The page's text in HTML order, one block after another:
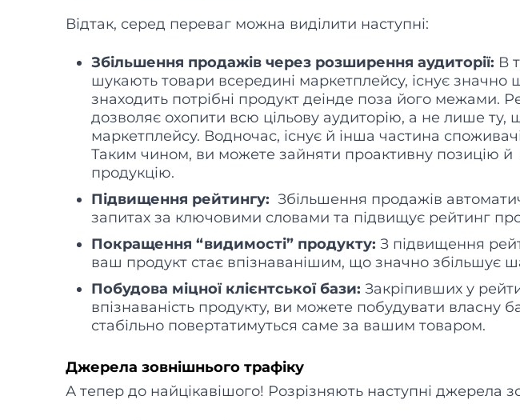
Відтак, серед переваг можна виділити наступні:
Збільшення продажів через розширення аудиторії: В
шукають товари всередині маркетплейсу, існує
знаходить потрібні продукт деінде поза його межами.
дозволяє охопити всю цільову аудиторію, а не лише
маркетплейсу. Водночас, існує й інша частина
Таким чином, ви можете зайняти проактивну позицію й
продукцію.
Підвищення рейтингу: Збільшення продажів
запитах за ключовими словами та підвищує рейтинг
Покращення “видимості” продукту: З підвищення
ваш продукт стає впізнаванішим, що значно збільшує
Побудова міцної клієнтської бази: Закріпивших у
впізнаваність продукту, ви можете побудувати власну
стабільно повертатимуться саме за вашим товаром.
Джерела зовнішнього трафіку
А тепер до найцікавішого! Розрізняють наступні джерела